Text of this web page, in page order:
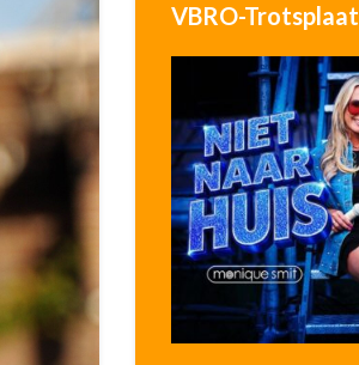
VBRO-Trotsplaat